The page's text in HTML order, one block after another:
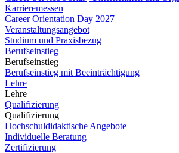
Karrieremessen
Career Orientation Day 2027
Veranstaltungsangebot
Studium und Praxisbezug
Berufseinstieg
Berufseinstieg
Berufseinstieg mit Beeinträchtigung
Lehre
Lehre
Qualifizierung
Qualifizierung
Hochschuldidaktische Angebote
Individuelle Beratung
Zertifizierung